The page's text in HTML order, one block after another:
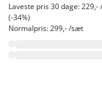
Laveste pris 30 dage:
(-34%)
Normalpris: 299,- /sæt